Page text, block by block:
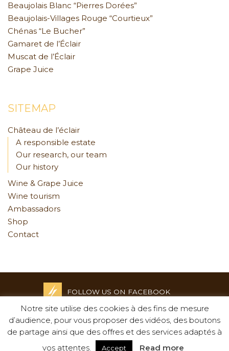
Beaujolais Blanc “Pierres Dorées”
Beaujolais-Villages Rouge “Courtieux”
Chénas “Le Bucher”
Gamaret de l’Éclair
Muscat de l’Éclair
Grape Juice
SITEMAP
Château de l’éclair
A responsible estate
Our research, our team
Our history
Wine & Grape Juice
Wine tourism
Ambassadors
Shop
Contact
FOLLOW US ON FACEBOOK
Credits and Legal notices
-
Privacy policy
-
Notre site utilise des cookies à des fins de mesure
d’audience, pour vous proposer des vidéos, des boutons
de partage ainsi que des offres et des services adaptés à
vos attentes.
Accept Read more